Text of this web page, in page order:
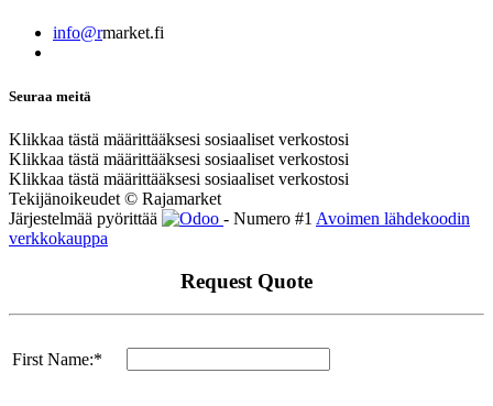
info@rmarket.fi
Seuraa meitä
Klikkaa tästä määrittääksesi sosiaaliset verkostosi
Klikkaa tästä määrittääksesi sosiaaliset verkostosi
Klikkaa tästä määrittääksesi sosiaaliset verkostosi
Tekijänoikeudet © Rajamarket
Järjestelmää pyörittää
- Numero #1 Avoimen lähdekoodin
verkkokauppa
Request Quote
First Name:*